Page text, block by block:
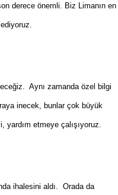
derece önemli. Biz Limanın en
Aynı zamanda özel bilgi
inecek, bunlar çok büyük
etmeye çalışıyoruz.
ihalesini aldı. Orada da